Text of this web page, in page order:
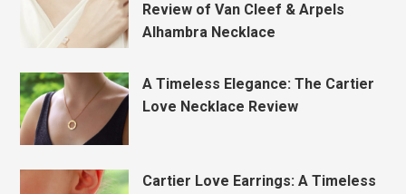
Review of Van Cleef & Arpels
Alhambra Necklace
A Timeless Elegance: The Cartier
Love Necklace Review
Cartier Love Earrings: A Timeless